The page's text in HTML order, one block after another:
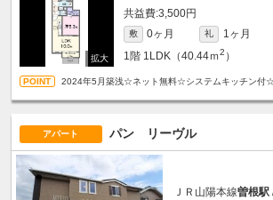
3,500円
敷 0ヶ月 礼
1ヶ月
1階 1LDK（40.44ｍ2 ）
2024年5月築浅☆ネット無料☆システムキッチン付☆
アパート パン リーヴル
ＪＲ山陽本線曽根駅